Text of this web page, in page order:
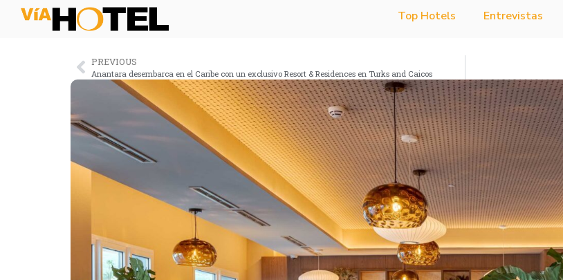
Top Hotels Entrevistas
PREVIOUS
Anantara desembarca en el Caribe con un exclusivo Resort & Residences en Turks and Caicos